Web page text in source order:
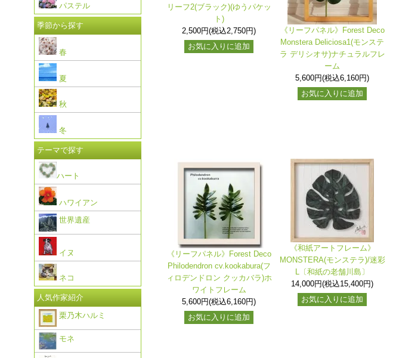
リーフ2(ブラック)(ゆうパケッ
ト)
2,500円(税込2,750円)
お気に入りに追加
《リーフパネル》Forest Deco
Monstera Deliciosa1(モンステ
ラ デリシオサ)ナチュラルフレ
ーム
5,600円(税込6,160円)
お気に入りに追加
《リーフパネル》Forest Deco
Philodendron cv.kookabura(フ
ィロデンドロン クッカバラ)ホ
ワイトフレーム
5,600円(税込6,160円)
お気に入りに追加
《和紙アートフレーム》
MONSTERA(モンステラ)/迷彩
L〔和紙の老舗川島〕
14,000円(税込15,400円)
お気に入りに追加
パステル
季節から探す
春
夏
秋
冬
テーマで探す
ハート
ハワイアン
世界遺産
イヌ
ネコ
人気作家紹介
栗乃木ハルミ
モネ